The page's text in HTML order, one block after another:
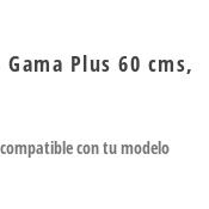
Plus 60 cms,
con tu modelo